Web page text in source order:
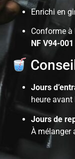
Enrichi en
Conforme
NF V94-001
Jours
heure avant
Jours de
À mélanger